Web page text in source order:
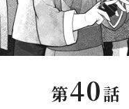
第40話